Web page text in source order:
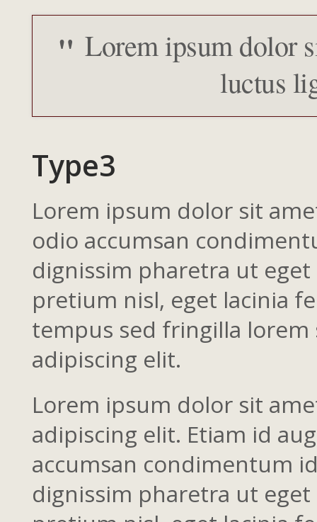
Lorem ipsum dolor
luctus
Type3
Lorem ipsum dolor sit
odio accumsan
dignissim pharetra ut
pretium nisl, eget lacinia
tempus sed fringilla
adipiscing elit.
Lorem ipsum dolor sit
adipiscing elit. Etiam id
accumsan condimentum
dignissim pharetra ut